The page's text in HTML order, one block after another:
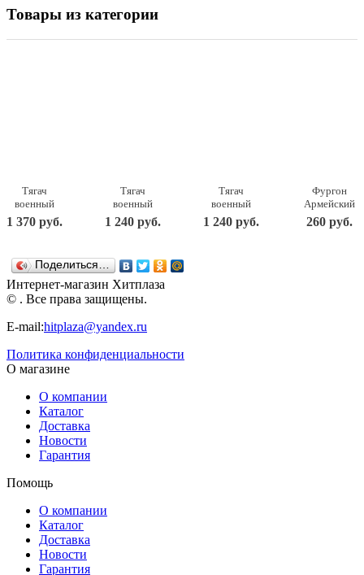
Товары из категории
Тягач
военный
Щит с
вертолетом
см. Н-256
Нордпласт
1 370 руб.
Тягач
военный
Щит с
танком
см. Н-258
Нордпласт
1 240 руб.
Тягач
военный
Щит с
кунгом
1 240 руб.
Фургон
Армейский
238
260 руб.
Поделиться…
Интернет-магазин Хитплаза
© . Все права защищены.
E-mail:hitplaza@yandex.ru
Политика конфиденциальности
О магазине
О компании
Каталог
Доставка
Новости
Гарантия
Помощь
О компании
Каталог
Доставка
Новости
Гарантия